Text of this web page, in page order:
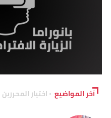
آخر المواضيع اختيار المحررين